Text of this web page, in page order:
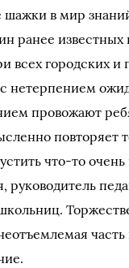
шажки в мир
ранее известных
всех городских
нетерпением
провожают
повторяет
что-то
руководитель
часть